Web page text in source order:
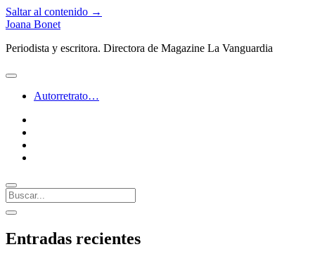
Saltar al contenido →
Joana Bonet
Periodista y escritora. Directora de Magazine La Vanguardia
abrir
Autorretrato…
Buscar
Barra
lateral
abrir
lateral
Entradas recientes